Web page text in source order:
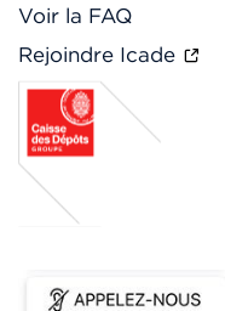
Voir la FAQ
Rejoindre Icade